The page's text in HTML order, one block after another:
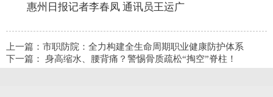
惠州日报记者李春凤 通讯员王运广
上一篇： 市职防院：全力构建全生命周期职业健康防护体系
下一篇： 身高缩水、腰背痛？警惕骨质疏松“掏空”脊柱！